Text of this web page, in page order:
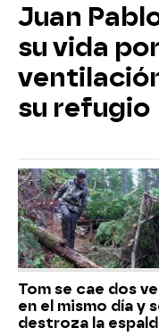
Juan
su vida
su refugio
Tom se cae dos
en el mismo día y
destroza la